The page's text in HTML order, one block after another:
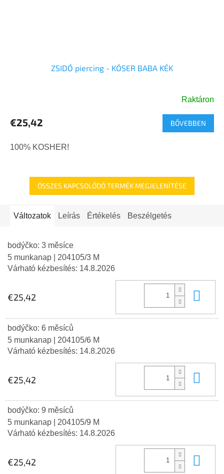
ZSIDÓ piercing - KÓSER BABA KÉK
Raktáron
€25,42 BŐVEBBEN
100% KOSHER!
ÖSSZES KAPCSOLÓDÓ TERMÉK MEGJELENÍTÉSE
Változatok Leírás Értékelés Beszélgetés
bodýčko: 3 měsíce
5 munkanap
| 204105/3 M
Várható kézbesítés: 14.8.2026
€25,42
bodýčko: 6 měsíců
5 munkanap
| 204105/6 M
Várható kézbesítés: 14.8.2026
€25,42
bodýčko: 9 měsíců
5 munkanap
| 204105/9 M
Várható kézbesítés: 14.8.2026
€25,42